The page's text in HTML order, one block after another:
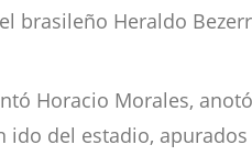
brasileño Heraldo
Horacio Morales,
ido del estadio,